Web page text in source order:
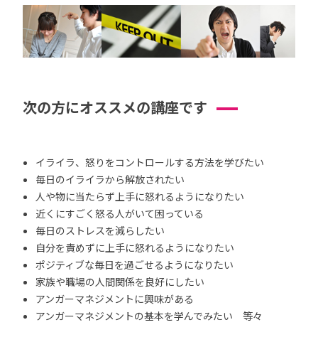
次の方にオススメの講座です
イライラ、怒りをコントロールする方法を学びたい
毎日のイライラから解放されたい
人や物に当たらず上手に怒れるようになりたい
近くにすごく怒る人がいて困っている
毎日のストレスを減らしたい
自分を責めずに上手に怒れるようになりたい
ポジティブな毎日を過ごせるようになりたい
家族や職場の人間関係を良好にしたい
アンガーマネジメントに興味がある
アンガーマネジメントの基本を学んでみたい 等々